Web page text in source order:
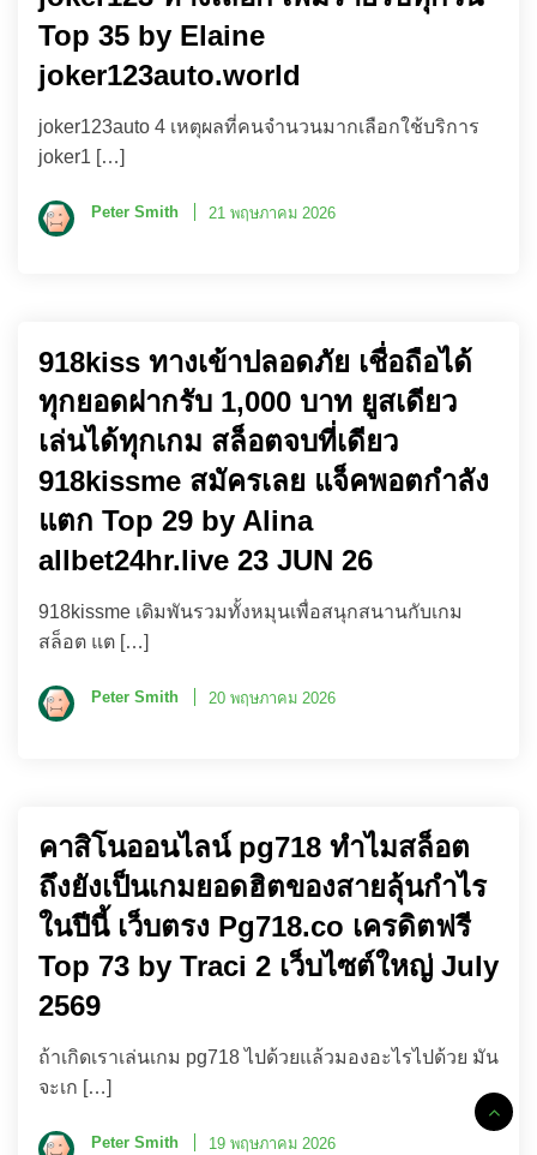
Top 35 by Elaine
joker123auto.world
joker123auto 4 เหตุผลที่คนจำนวนมากเลือกใช้บริการ
joker1 […]
Peter Smith 21 พฤษภาคม 2026
918kiss ทางเข้าปลอดภัย เชื่อถือได้
ทุกยอดฝากรับ 1,000 บาท ยูสเดียว
เล่นได้ทุกเกม สล็อตจบที่เดียว
918kissme สมัครเลย แจ็คพอตกำลัง
แตก Top 29 by Alina
allbet24hr.live 23 JUN 26
918kissme เดิมพันรวมทั้งหมุนเพื่อสนุกสนานกับเกม
สล็อต แต […]
Peter Smith 20 พฤษภาคม 2026
คาสิโนออนไลน์ pg718 ทำไมสล็อต
ถึงยังเป็นเกมยอดฮิตของสายลุ้นกำไร
ในปีนี้ เว็บตรง Pg718.co เครดิตฟรี
Top 73 by Traci 2 เว็บไซต์ใหญ่ July
2569
ถ้าเกิดเราเล่นเกม pg718 ไปด้วยแล้วมองอะไรไปด้วย มัน
จะเก […]
Peter Smith 19 พฤษภาคม 2026